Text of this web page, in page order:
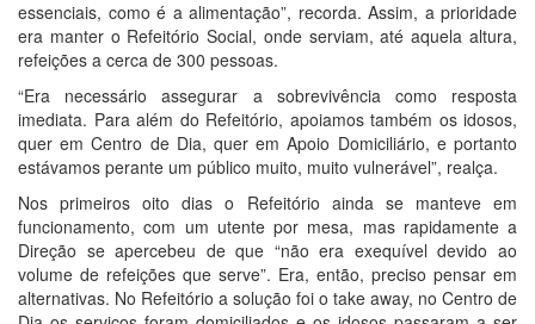
essenciais, como é a alimentação”, recorda. Assim, a prioridade
era manter o Refeitório Social, onde serviam, até aquela altura,
refeições a cerca de 300 pessoas.
“Era necessário assegurar a sobrevivência como resposta
imediata. Para além do Refeitório, apoiamos também os idosos,
quer em Centro de Dia, quer em Apoio Domiciliário, e portanto
estávamos perante um público muito, muito vulnerável”, realça.
Nos primeiros oito dias o Refeitório ainda se manteve em
funcionamento, com um utente por mesa, mas rapidamente a
Direção se apercebeu de que “não era exequível devido ao
volume de refeições que serve”. Era, então, preciso pensar em
alternativas. No Refeitório a solução foi o take away, no Centro de